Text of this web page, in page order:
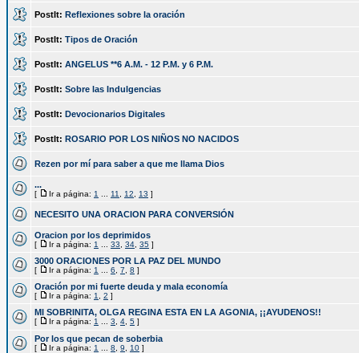
PostIt: Reflexiones sobre la oración
PostIt: Tipos de Oración
PostIt: ANGELUS **6 A.M. - 12 P.M. y 6 P.M.
PostIt: Sobre las Indulgencias
PostIt: Devocionarios Digitales
PostIt: ROSARIO POR LOS NIÑOS NO NACIDOS
Rezen por mí para saber a que me llama Dios
...
[ Ir a página: 1 11 12 13 ]
NECESITO UNA ORACION PARA CONVERSIÓN
Oracion por los deprimidos
[ Ir a página: 1 33 34 35 ]
3000 ORACIONES POR LA PAZ DEL MUNDO
[ Ir a página: 1 6 7 8 ]
Oración por mi fuerte deuda y mala economía
[ Ir a página: 1 2 ]
MI SOBRINITA, OLGA REGINA ESTA EN LA AGONIA, ¡¡AYUDENOS!!
[ Ir a página: 1 3 4 5 ]
Por los que pecan de soberbia
[ Ir a página: 1 8 9 10 ]